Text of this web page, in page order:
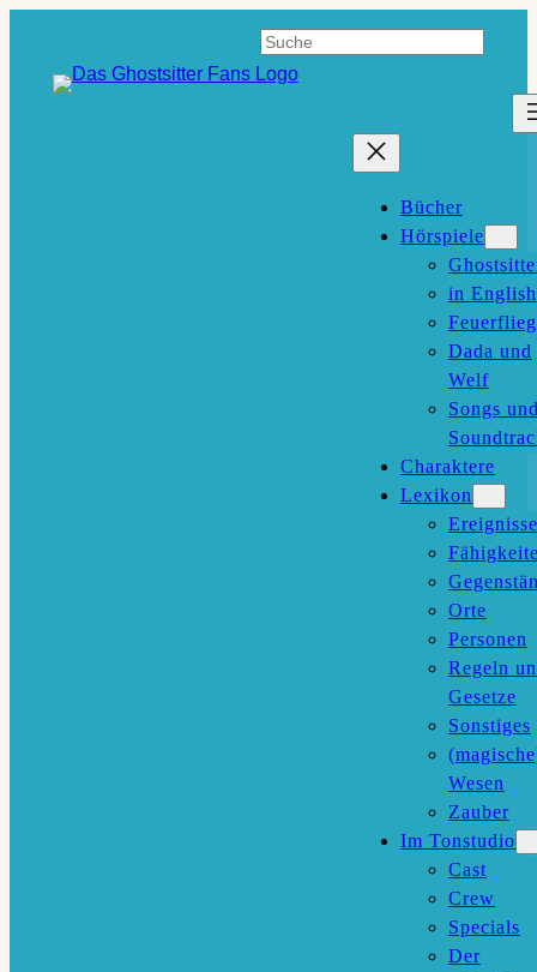
springen
Suchen
Bücher
Hörspiele
in English
Feuerflieg
Dada und
Welf
Songs
Charaktere
Lexikon
Ereignisse
Orte
Personen
Regeln
Gesetze
Sonstiges
Wesen
Zauber
Im Tonstudio
Cast
Crew
Specials
Der